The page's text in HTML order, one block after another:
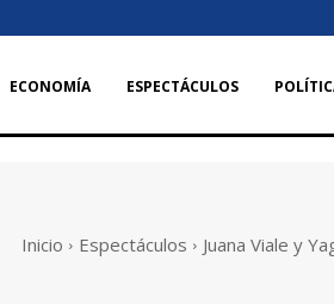
ECONOMÍA ESPECTÁCULOS
Inicio Espectáculos Juana Viale y